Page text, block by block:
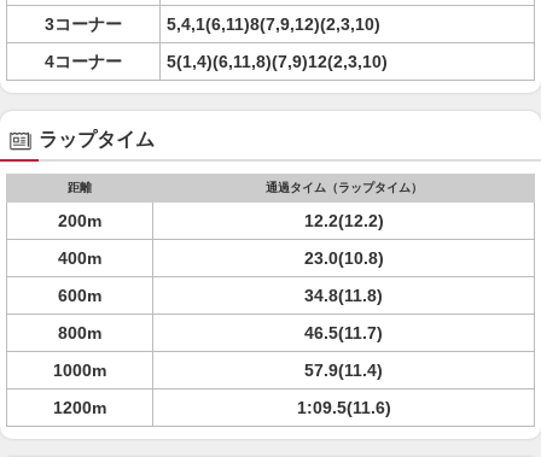
3コーナー
5,4,1(6,11)8(7,9,12)(2,3,10)
4コーナー
5(1,4)(6,11,8)(7,9)12(2,3,10)
ラップタイム
距離 通過タイム（ラップタイム）
200m
12.2(12.2)
400m
23.0(10.8)
600m
34.8(11.8)
800m
46.5(11.7)
1000m
57.9(11.4)
1200m
1:09.5(11.6)